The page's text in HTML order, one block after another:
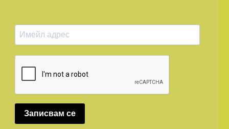
Записвам се